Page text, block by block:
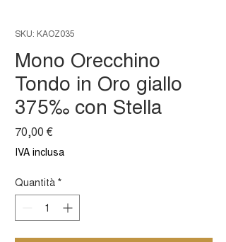
SKU: KAOZ035
Mono Orecchino
Tondo in Oro giallo
375‰ con Stella
70,00 €Prezzo
IVA inclusa
Quantità *